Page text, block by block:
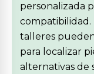
personalizada
talleres
para localizar
alternativas de